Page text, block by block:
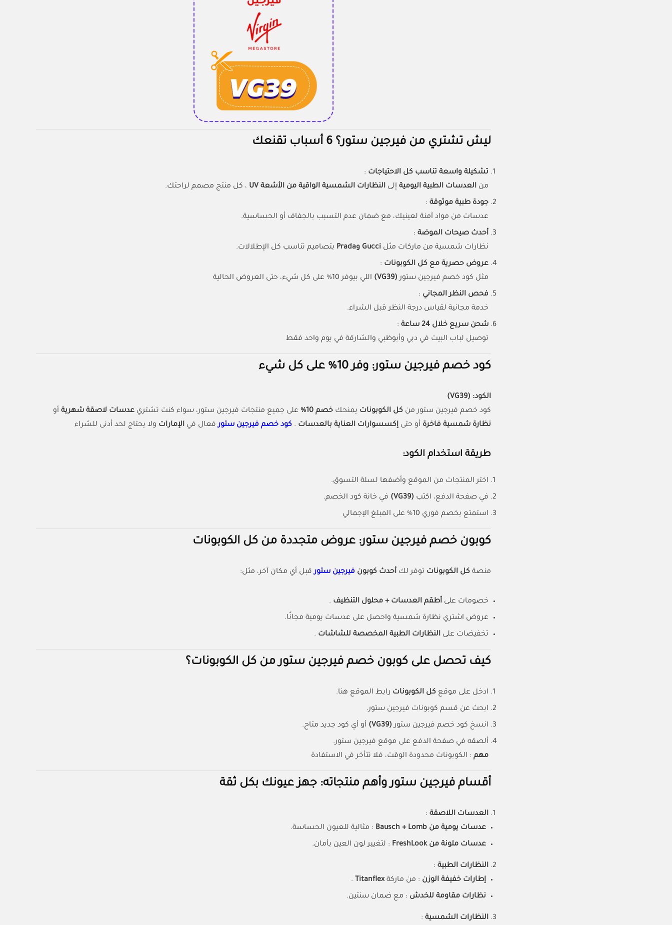
ليش تشتري من فيرجين ستور؟ 6 أسباب تقنعك
تشكيلة واسعة تناسب كل الاحتياجات :
من العدسات الطبية اليومية إلى النظارات الشمسية الواقية من الأشعة UV ، كل منتج مصمم لراحتك.
جودة طبية موثوقة :
عدسات من مواد آمنة لعينيك، مع ضمان عدم التسبب بالجفاف أو الحساسية.
أحدث صيحات الموضة :
نظارات شمسية من ماركات مثل Gucci وPrada بتصاميم تناسب كل الإطلالات.
عروض حصرية مع كل الكوبونات :
مثل كود خصم فيرجين ستور (VG39) اللي بيوفر 10% على كل شيء، حتى العروض الحالية
فحص النظر المجاني :
خدمة مجانية لقياس درجة النظر قبل الشراء.
شحن سريع خلال 24 ساعة
:
توصيل لباب البيت في دبي وأبوظبي والشارقة في يوم واحد فقط
كود خصم فيرجين ستور: وفر 10% على كل شيء
الكود: (VG39)
كود خصم فيرجين ستور من كل الكوبونات يمنحك خصم 10% على جميع منتجات فيرجين ستور، سواء كنت تشتري عدسات لاصقة شهرية أو
نظارة شمسية فاخرة أو حتى إكسسوارات العناية بالعدسات . كود خصم فيرجين ستورفعال في الإمارات ولا يحتاج لحد أدنى للشراء
طريقة استخدام الكود:
اختر المنتجات من الموقع وأضفها لسلة التسوق.
في صفحة الدفع، اكتب (VG39) في خانة كود الخصم.
استمتع بخصم فوري 10% على المبلغ الإجمالي
كوبون خصم فيرجين ستور: عروض متجددة من كل الكوبونات
منصة كل الكوبونات توفر لك أحدث كوبون فيرجين ستورقبل أي مكان آخر، مثل:
خصومات على أطقم العدسات + محلول التنظيف .
عروض اشتري نظارة شمسية واحصل على عدسات يومية مجانًا.
تخفيضات على النظارات الطبية المخصصة للشاشات .
كيف تحصل على كوبون خصم فيرجين ستور من كل الكوبونات؟
ادخل على موقع كل الكوبونات رابط الموقع هنا.
ابحث عن قسم كوبونات فيرجين ستور.
انسخ كود خصم فيرجين ستور (VG39) أو أي كود جديد متاح.
ألصقه في صفحة الدفع على موقع فيرجين ستور.
مهم : الكوبونات محدودة الوقت، فلا تتأخر في الاستفادة
أقسام فيرجين ستور وأهم منتجاته: جهز عيونك بكل ثقة
العدسات اللاصقة :
عدسات يومية من Bausch + Lomb
: مثالية للعيون الحساسة.
عدسات ملونة من FreshLook : لتغيير لون العين بأمان.
النظارات الطبية :
إطارات خفيفة الوزن : من ماركةTitanflex
.
نظارات مقاومة للخدش : مع ضمان سنتين.
النظارات الشمسية :